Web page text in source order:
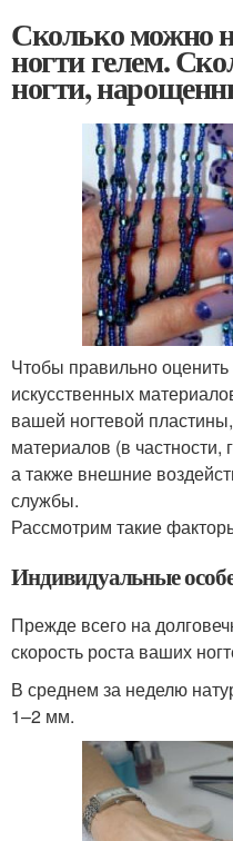
Сколько можно
ногти гелем.
ногти,
Чтобы правильно
искусственных
вашей ногтевой
материалов (в частности,
а также внешние
службы.
Рассмотрим такие
Индивидуальные
Прежде всего на
скорость роста ваших
В среднем за неделю
1–2 мм.